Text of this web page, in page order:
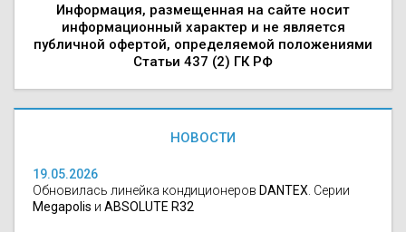
Информация, размещенная на сайте носит
информационный характер и не является
публичной офертой, определяемой положениями
Статьи 437 (2) ГК РФ
НОВОСТИ
19.05.2026
Обновилась линейка кондиционеров DANTEX . Серии
Megapolis и ABSOLUTE R32